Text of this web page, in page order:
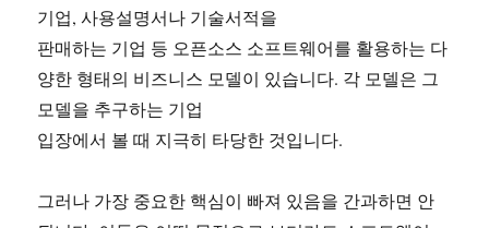
기업, 사용설명서나 기술서적을
판매하는 기업 등 오픈소스 소프트웨어를 활용하는 다
양한 형태의 비즈니스 모델이 있습니다. 각 모델은 그
모델을 추구하는 기업
입장에서 볼 때 지극히 타당한 것입니다.
그러나 가장 중요한 핵심이 빠져 있음을 간과하면 안